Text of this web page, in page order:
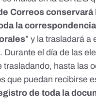
Correos conservará
la
” y la trasladará a
Durante el día de las
trasladando, hasta las
que puedan recibirse
de toda la